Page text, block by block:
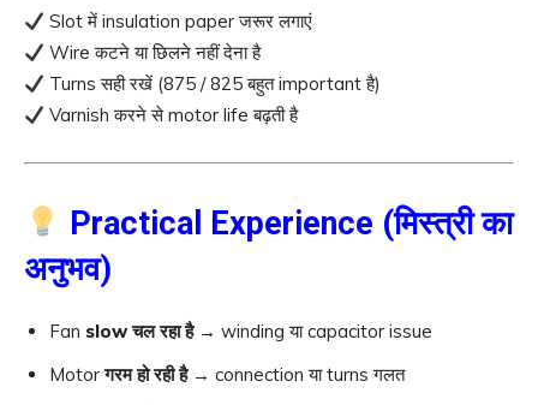
Slot में insulation paper जरूर लगाएं
Wire कटने या छिलने नहीं देना है
Turns सही रखें (875 / 825 बहुत important है)
Varnish करने से motor life बढ़ती है
Practical Experience (मिस्त्री का
अनुभव)
Fan slow चल रहा है→ winding या capacitor issue
Motorगरम हो रही है→ connection या turns गलत